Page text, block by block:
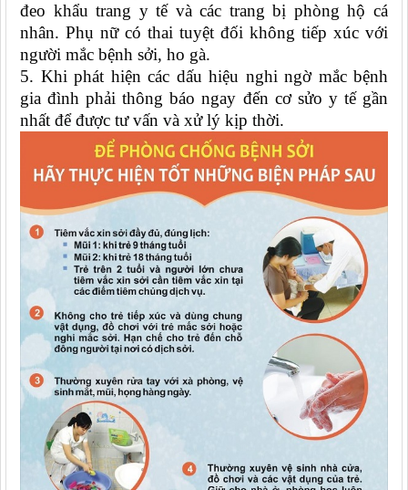
đeo khẩu trang y tế và các trang bị phòng hộ cá
nhân. Phụ nữ có thai tuyệt đối không tiếp xúc với
người mắc bệnh sởi, ho gà.
5. Khi phát hiện các dấu hiệu nghi ngờ mắc bệnh
gia đình phải thông báo ngay đến cơ sửo y tế gần
nhất để được tư vấn và xử lý kịp thời.